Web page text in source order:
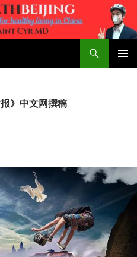
》中文网撰稿